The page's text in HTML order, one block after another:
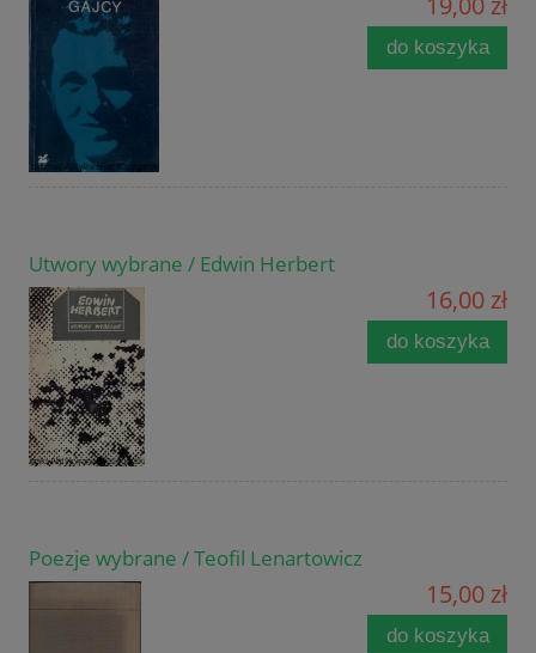
do koszyka
Utwory wybrane / Edwin Herbert
16,00 zł
do koszyka
Poezje wybrane / Teofil Lenartowicz
15,00 zł
do koszyka